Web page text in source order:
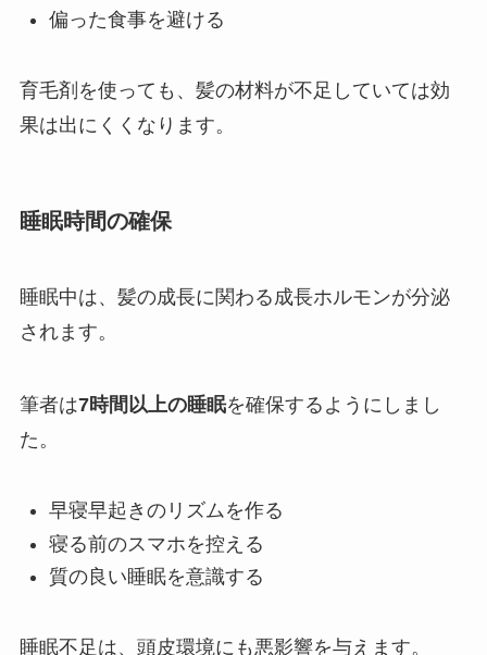
偏った食事を避ける
育毛剤を使っても、髪の材料が不足していては効
果は出にくくなります。
睡眠時間の確保
睡眠中は、髪の成長に関わる成長ホルモンが分泌
されます。
筆者は7時間以上の睡眠を確保するようにしまし
た。
早寝早起きのリズムを作る
寝る前のスマホを控える
質の良い睡眠を意識する
睡眠不足は、頭皮環境にも悪影響を与えます。